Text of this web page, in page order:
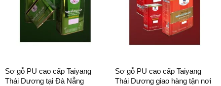
Sơ gỗ PU cao cấp Taiyang
Thái Dương tại Đà Nẵng
Sơ gỗ PU cao cấp Taiyang
Thái Dương giao hàng tận nơi